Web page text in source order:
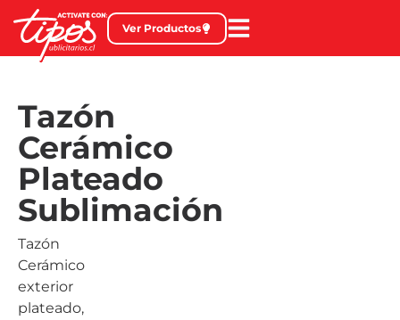
Ver Productos
Tazón
Cerámico
Plateado
Sublimación
Tazón
Cerámico
exterior
plateado,